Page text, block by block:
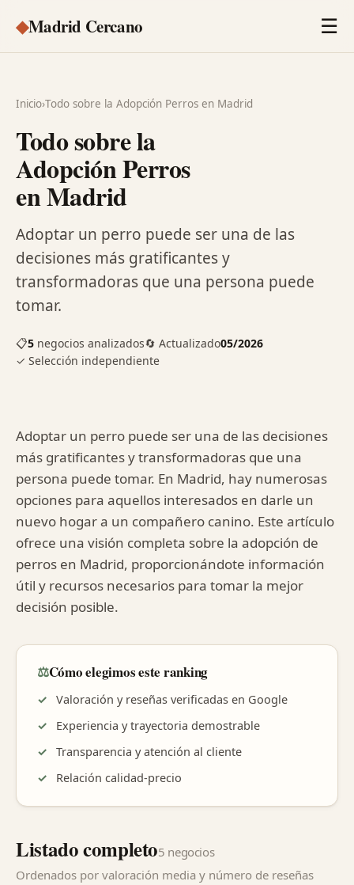
◆Madrid Cercano ☰
Inicio›Todo sobre la Adopción Perros en Madrid
Todo sobre la
Adopción Perros
en Madrid
Adoptar un perro puede ser una de las
decisiones más gratificantes y
transformadoras que una persona puede
tomar.
📋5 negocios analizados🔄 Actualizado05/2026
✓ Selección independiente
Adoptar un perro puede ser una de las decisiones
más gratificantes y transformadoras que una
persona puede tomar. En Madrid, hay numerosas
opciones para aquellos interesados en darle un
nuevo hogar a un compañero canino. Este artículo
ofrece una visión completa sobre la adopción de
perros en Madrid, proporcionándote información
útil y recursos necesarios para tomar la mejor
decisión posible.
⚖️Cómo elegimos este ranking
Valoración y reseñas verificadas en Google
Experiencia y trayectoria demostrable
Transparencia y atención al cliente
Relación calidad-precio
Listado completo5 negocios
Ordenados por valoración media y número de reseñas